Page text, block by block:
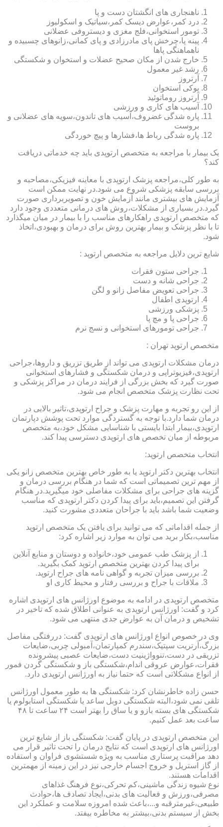
ناهنجاری های انگشتان دست و پا
درد کمر،عوارض دیسک کمر،سیاتیک و اسکولیوز
تومور استخوانی،فلج مغزی و دیستروفی عضلانی
پینه پا،چرخش پای مادرزادی و پای کمانی،زانوهای چسبیده و
ناهماهنگی پاها
خارج شدن از مکان صحیح عضلات و استخوان و شکستگی
رشد غیر معمول
آرتروز
پوکی استخوان
آرتروز روماتوئید
آسیب های کاری و ورزشی
پاره شدگی غضروف،آسیب های تاندون،سویه های عضلانی و
بروست
پاره شدگی رباط ها،فشارها و پیچ خوردگی
یک بیمار با مراجعه به متخصص ارتوپدی باید چه خدماتی دریافت
کند؟
به طور کلی،مراجعه پزشک ارتوپدی با معاینه فیزیکی،مصاحبه و
بررسی سابقه پزشکی شروع می شود.در نهایت ممکن است
آزمایش های بیشتری مانند آزمایش خون و تصویربرداری صورت
گیرد.در بسیاری از مشکلات،روش های درمانی متعددی وجود دارد
که متخصص ارتوپدی راهکارهای مناسب را با بیمار در میان میگذارد
تا با نظر پزشک و بیمار بهترین روش برای درمان و بهبودی،اتخاذ
شود.
شایع ترین دلایل مراجعه به متخصص ارتوپد :
جراحی ستون فقرات
جراحی شانه و دست
جراحی تعویض مفاصل زانو و لگن
ارتوپدی اطفال
پزشکی ورزشی
جراحی پا و مچ پا
جراحی تومورهای استخوانی و نسج نرم
متخصص ارتوپد تهران :
درمان مشکلات ارتوپدی می تواند از طریق تزریق و داروها،جراحی
ارتوپدی،فیزیوتراپی و درمان شکستگی و فشارهای استخوانی
صورت گیرد که بخش بزرگی از فرایند درمان در مراکز پزشکی و
تحت نظارت پزشک متخصص انجام می شود.
از این رو تجربه و مهارت پزشک و جراح ارتوپدی،تاثیر بالایی در
درمان شما دارد.با توجه به گستردگی موارد تحت پوشش دپارتمان
ارتوپدی،بیمار ابتدا بایستی با شناسایی مشکل خود،به متخصص
مربوطه از میان تخصص های ارتوپدی دسترسی پیدا کند.
انتخاب متخصص ارتوپد:
انتخاب بهترین دکتر ارتوپد یا به طور خاص بهترین متخصص زانو یکی
از مهم ترین تصمیماتی است که شما در هنگام بررسی درمان و
گزینه های جراحی برای مشکلات مفاصلی خود میگیرید.در هنگام
گرفتن این تصمیم،باید برای پیدا کردن دکتر ارتوپدی که مناسب
وضعیت شما باشد باید با جراحان متعددی مشورت کنید.
از جمله اقداماتی که می توانید برای یافتن یک متخصص ارتوپد
مناسب،بکار برید می توان به موارد زیر اشاره کرد:
از پزشک طب عمومی خود،خانواده و دوستان و منابع آنلاین
برای پیدا کردن بهترین متخصص ارتوپد کمک بگیرید.
بررسی میزان تجربه و گواهی نامه های جراح ارتوپد.
ملاقات با جراح و بررسی رفتار و محیط کاری او
متخصص ارتوپدی در ادامه به موضوع اورژانس های ارتوپدی اشاره
کرد و گفت: اورژانس ارتوپدی به عنوانی اطلاق شده که تاخیر در
تشخیص و درمان آن به عوارض جدی منتهی می شود.
وی در خصوص انواع اورژانس های ارتوپدی گفت: دررفتگی مفاصل
بزرگ،آرتریت سپتیک،سندرم کمپارتمان،آمبولی چربی،ضایعات
تزریقی در دست،تنوواژینیت دست،ضایعات عصبی پیشرونده
فقرات،عوارض عروقی اندام،شکستگی باز و شکستگی گردن فمور
از انواع مشکلاتی است که حتما نیاز به اورژانس ارتوپدی دارد.
حسن زاده خاطرنشان کرد: شکستگی ها به طور معمول اورژانس
تلقی نمی شود،البته شکستگی دوبل ساعد یا شکستگی استابولوم یا
شکستگی های بسته بازو و یا ساق را بهتر است ۲۴ ساعت تا ۴۸
ساعت بعد عمل کنیم.
این متخصص ارتوپدی در پایان گفت: شکستگی باز از شایع ترین
اورژانس های ارتوپدی است که نتایج درمان را تحت تاثیر قرار می
دهد مراقبت پرستاری مناسب به ویژه شستشوی فراوان و استفاده
از گاز استریل و خروج اجسام خارجی نیز در این زمینه از مهمترین
اقدامات هستند.
نوع شیوه زندگی ماشینی،کم تحرکی،نوع فرهنگ غذاهای
مصرفی،ورزش و فعالیت های بدنی،ایجاد تصادف ها،حوادث
طبیعی،غیرمترقبه و...،باعث شده امروزه سلامت و عملکرد این
بخش از سیستم بدنی،بیشتر به مخاطره بیفتد.